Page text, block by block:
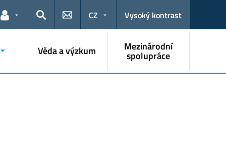
Odkazy pro uživatele
Hledat
CZ Vysoký kontrast
Věda a výzkum Mezinárodní
spolupráce